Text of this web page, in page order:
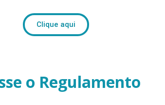
Clique aqui
o Regulamento